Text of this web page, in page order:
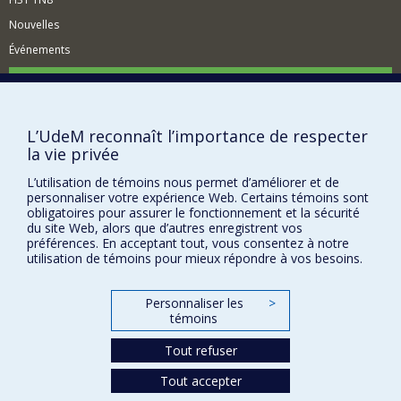
Nouvelles
Événements
Comment soutenir le Département?
Plan du site
Signaler une erreur
Accessibilité
FACULTÉ DES ARTS ET DES SCIENCES
Nos départements et écoles
L’UdeM reconnaît l’importance de respecter
la vie privée
L’utilisation de témoins nous permet d’améliorer et de
personnaliser votre expérience Web. Certains témoins sont
obligatoires pour assurer le fonctionnement et la sécurité
du site Web, alors que d’autres enregistrent vos
préférences. En acceptant tout, vous consentez à notre
utilisation de témoins pour mieux répondre à vos besoins.
Personnaliser les
témoins
>
Tout refuser
Tout accepter